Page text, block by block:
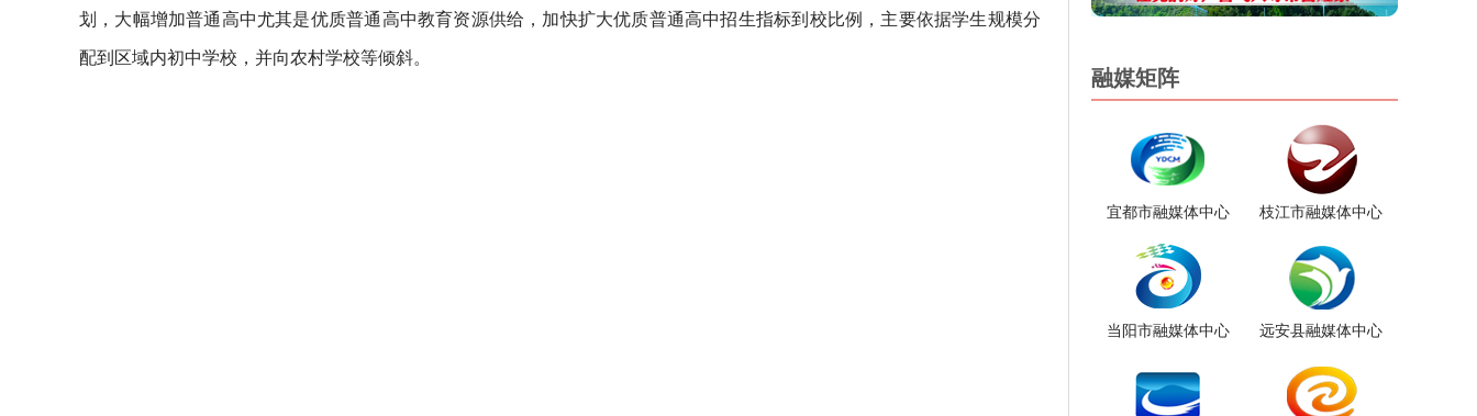
划，大幅增加普通高中尤其是优质普通高中教育资源供给，加快扩大优质普通高中招生指标到校比例，主要依据学生规模分
配到区域内初中学校，并向农村学校等倾斜。
融媒矩阵
宜都市融媒体中心 枝江市融媒体中心
当阳市融媒体中心 远安县融媒体中心